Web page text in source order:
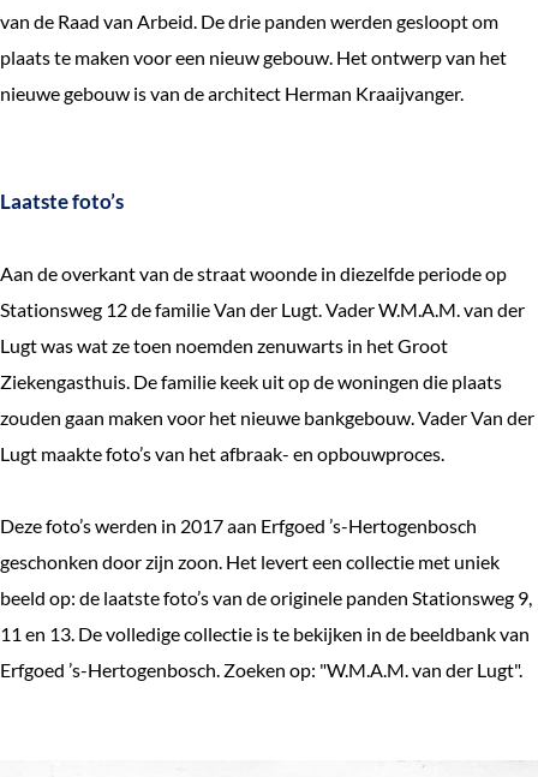
n
van de Raad van Arbeid. De drie panden werden gesloopt om
plaats te maken voor een nieuw gebouw. Het ontwerp van het
nieuwe gebouw is van de architect Herman Kraaijvanger.
Laatste foto’s
Aan de overkant van de straat woonde in diezelfde periode op
Stationsweg 12 de familie Van der Lugt. Vader W.M.A.M. van der
Lugt was wat ze toen noemden zenuwarts in het Groot
Ziekengasthuis. De familie keek uit op de woningen die plaats
zouden gaan maken voor het nieuwe bankgebouw. Vader Van der
Lugt maakte foto’s van het afbraak- en opbouwproces.
Deze foto’s werden in 2017 aan Erfgoed ’s-Hertogenbosch
geschonken door zijn zoon. Het levert een collectie met uniek
beeld op: de laatste foto’s van de originele panden Stationsweg 9,
11 en 13. De volledige collectie is te bekijken in de beeldbank van
Erfgoed ’s-Hertogenbosch. Zoeken op: "W.M.A.M. van der Lugt".